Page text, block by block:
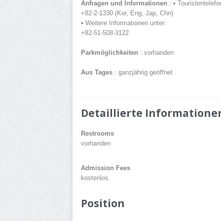
Anfragen und Informationen : •
+82-2-1330 (Kor, Eng, Jap, Chn)
• Weitere Informationen unter:
+82-51-508-3122
Parkmöglichkeiten : vorhanden
Aus Tages : ganzjährig geöffnet
Detaillierte
Restrooms
vorhanden
Admission Fees
kostenlos
Position